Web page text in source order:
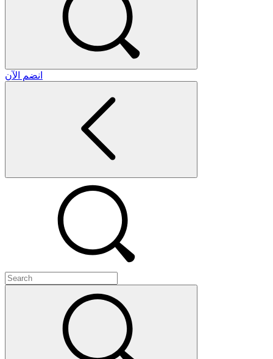
انضم الآن